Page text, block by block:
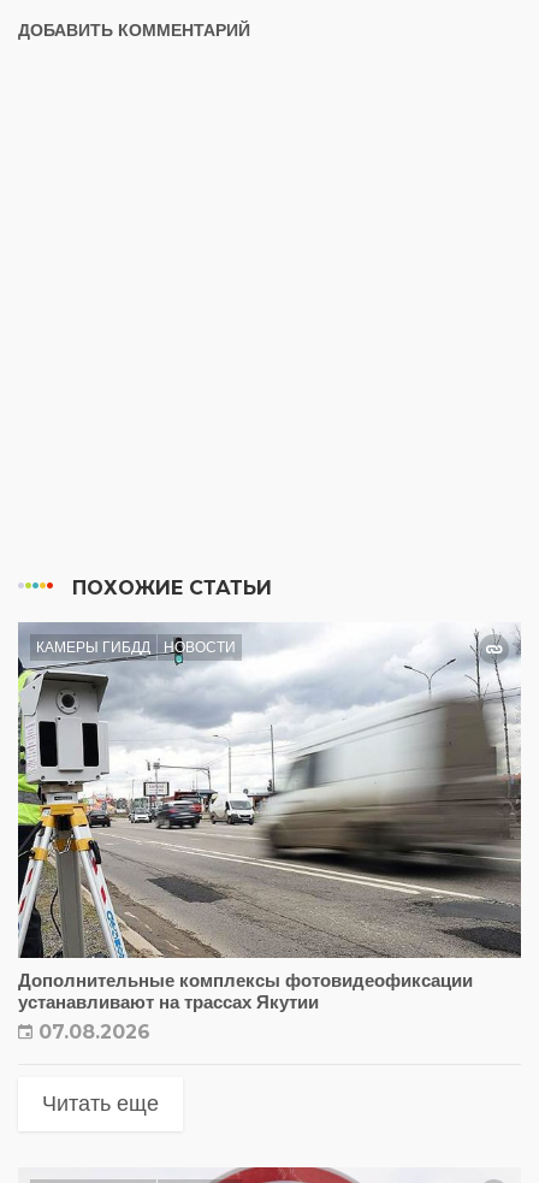
ДОБАВИТЬ КОММЕНТАРИЙ
ПОХОЖИЕ СТАТЬИ
КАМЕРЫ ГИБДД НОВОСТИ
Дополнительные комплексы фотовидеофиксации
устанавливают на трассах Якутии
07.08.2026
Читать еще